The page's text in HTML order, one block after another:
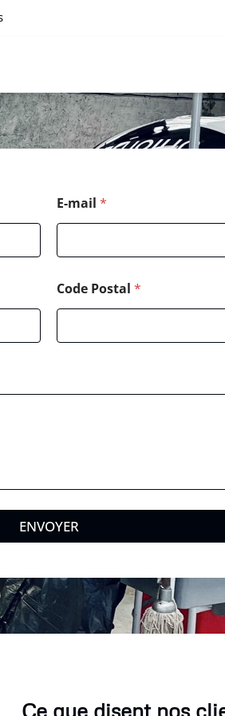
E-mail *
Code Postal *
ENVOYER
Ce que disent nos